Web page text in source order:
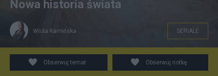
Nowa historia świata
Wiola Kamińska SERIALE
Obserwuj temat Obserwuj notkę